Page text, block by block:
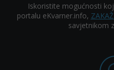
Iskoristite mogućnosti
portalu eKvarner.info,
savjetnikom